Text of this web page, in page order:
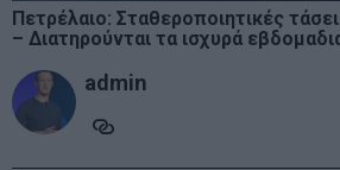
Πετρέλαιο: Σταθεροποιητικές
– Διατηρούνται τα ισχυρά
admin